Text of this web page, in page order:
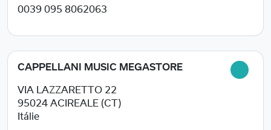
0039 095 8062063
CAPPELLANI MUSIC MEGASTORE
VIA LAZZARETTO 22
95024 ACIREALE (CT)
Itálie